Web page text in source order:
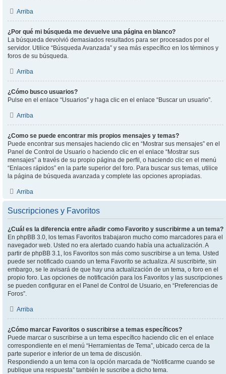
Arriba
¿Por qué mi búsqueda me devuelve una página en blanco?
La búsqueda devolvió demasiados resultados para ser procesados por el
servidor. Utilice “Búsqueda Avanzada” y sea más específico en los términos y
foros de su búsqueda.
Arriba
¿Cómo busco usuarios?
Pulse en el enlace “Usuarios” y haga clic en el enlace “Buscar un usuario”.
Arriba
¿Como se puede encontrar mis propios mensajes y temas?
Puede encontrar sus mensajes haciendo clic en “Mostrar sus mensajes” en el
Panel de Control de Usuario o haciendo clic en el enlace “Mostrar sus
mensajes” a través de su propio página de perfil, o haciendo clic en el menú
“Enlaces rápidos” en la parte superior del foro. Para buscar sus temas, utilice
la página de búsqueda avanzada y complete las opciones apropiadas.
Arriba
Suscripciones y Favoritos
¿Cuál es la diferencia entre añadir como Favorito y suscribirme a un tema?
En phpBB 3.0, los temas Favoritos trabajaron mucho como marcadores para el
navegador web. Usted no era alertado cuando había una actualización. A
partir de phpBB 3.1, los Favoritos son más como suscribirse a un tema. Usted
puede ser notificado cuando un tema Favorito se actualiza. Al suscribirte, sin
embargo, se le avisará de que hay una actualización de un tema, o foro en el
propio foro. Las opciones de notificación para los Favoritos y las suscripciones
se pueden configurar en el Panel de Control de Usuario, en “Preferencias de
Foros”.
Arriba
¿Cómo marcar Favoritos o suscribirse a temas específicos?
Puede marcar o suscribirse a un tema específico haciendo clic en el enlace
correspondiente en el menú “Herramientas de Tema”, ubicado cerca de la
parte superior e inferior de un tema de discusión.
Respondiendo a un tema con la opción marcada de “Notificarme cuando se
publique una respuesta” también le suscribe a dicho tema.